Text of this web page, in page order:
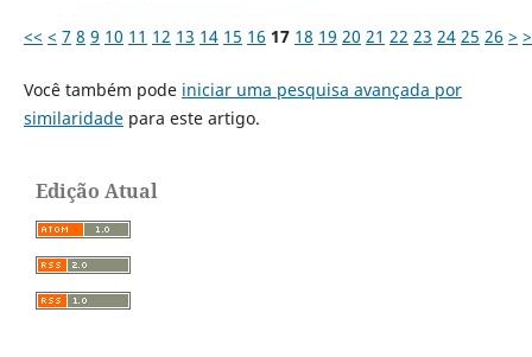
<< < 7 8 9 10 11 12 13 14 15 16 17 18 19 20 21 22 23 24 25 26 >
Você também pode iniciar uma pesquisa avançada por
similaridadepara este artigo.
Edição Atual